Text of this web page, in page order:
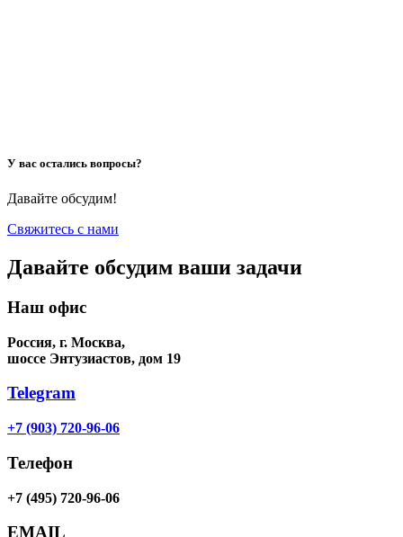
У вас остались вопросы?
Давайте обсудим!
Свяжитесь с нами
Давайте обсудим ваши задачи
Наш офис
Россия, г. Москва,
шоссе Энтузиастов, дом 19
Telegram
+7 (903) 720-96-06
Телефон
+7 (495) 720-96-06
EMAIL